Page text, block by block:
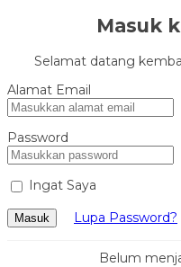
Masuk
Selamat datang
Alamat Email
Password
Ingat Saya
Masuk Lupa Password?
Belum